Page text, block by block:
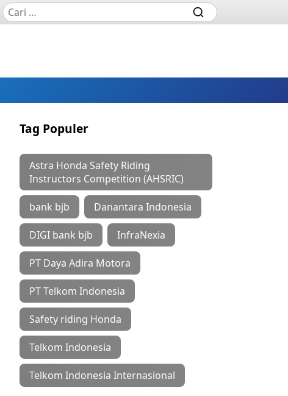
Tag Populer
Astra Honda Safety Riding
Instructors Competition (AHSRIC)
bank bjb Danantara Indonesia
DIGI bank bjb InfraNexia
PT Daya Adira Motora
PT Telkom Indonesia
Safety riding Honda
Telkom Indonesia
Telkom Indonesia Internasional